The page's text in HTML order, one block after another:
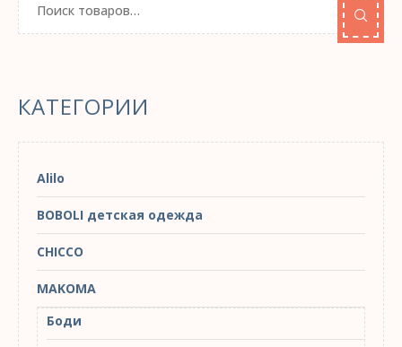
КАТЕГОРИИ
Alilo
BOBOLI детская одежда
CHICCO
MAKOMA
Боди